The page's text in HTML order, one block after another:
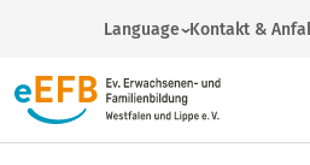
Language
Arabic
English
Kontakt &